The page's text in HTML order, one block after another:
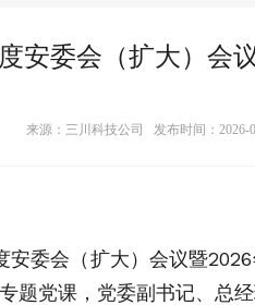
安委会（扩大）会
来源：三川科技公司 发布时间：2026-
委会（扩大）会议暨
题党课，党委副书记、总